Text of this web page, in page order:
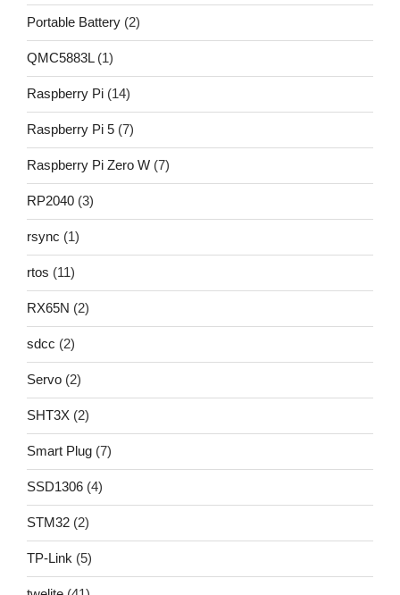
Portable Battery (2)
QMC5883L(1)
Raspberry Pi (14)
Raspberry Pi 5 (7)
Raspberry Pi Zero W (7)
RP2040 (3)
rsync (1)
rtos (11)
RX65N (2)
sdcc (2)
Servo (2)
SHT3X (2)
Smart Plug (7)
SSD1306 (4)
STM32 (2)
TP-Link (5)